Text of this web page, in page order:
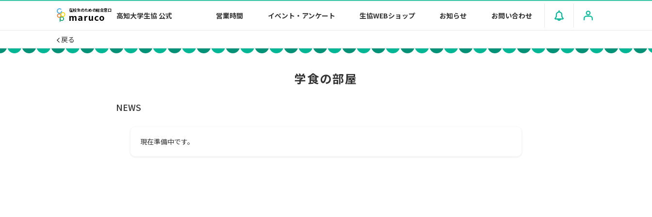
maruco
在校生のための総合窓口
高知大学生協 公式 営業時間 イベント・アンケート 生協WEBショップ お知らせ お問い合わせ
戻る
学食の部屋
NEWS
現在準備中です。